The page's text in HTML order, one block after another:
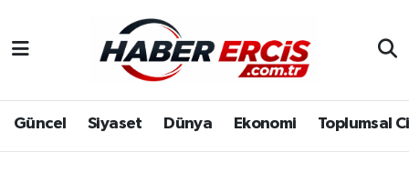
Güncel Siyaset Dünya Ekonomi Toplumsal